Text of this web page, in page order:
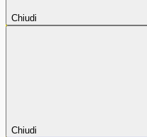
Chiudi
Chiudi